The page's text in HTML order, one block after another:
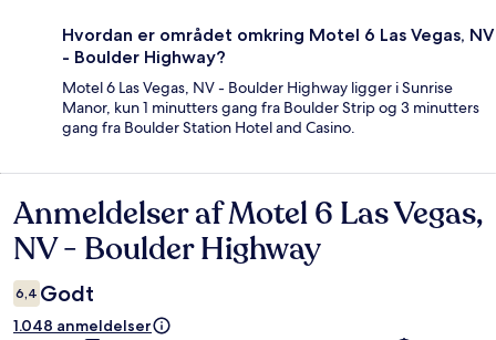
Hvordan er området omkring Motel 6 Las Vegas, NV
- Boulder Highway?
Motel 6 Las Vegas, NV - Boulder Highway ligger i Sunrise
Manor, kun 1 minutters gang fra Boulder Strip og 3 minutters
gang fra Boulder Station Hotel and Casino.
Anmeldelser
Anmeldelser af Motel 6 Las Vegas,
NV - Boulder Highway
6,4 Godt
1.048 anmeldelser